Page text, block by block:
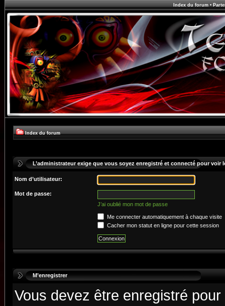
Index du forum•
Index du forum
L’administrateur exige que vous soyez enregistré et connecté pour voir
Nom d’utilisateur:
Mot de passe:
J’ai oublié mon mot de passe
Me connecter automatiquement à chaque visite
Cacher mon statut en ligne pour cette session
M’enregistrer
Vous devez être enregistré